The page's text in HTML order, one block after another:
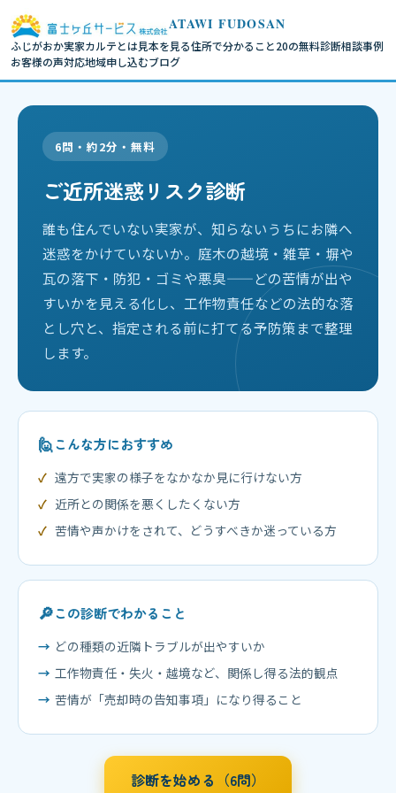
ATAWI FUDOSAN
ふじがおか実家カルテとは見本を見る住所で分かること20の無料診断相談事例
お客様の声対応地域申し込むブログ
6問・約2分・無料
ご近所迷惑リスク診断
誰も住んでいない実家が、知らないうちにお隣へ
迷惑をかけていないか。庭木の越境・雑草・塀や
瓦の落下・防犯・ゴミや悪臭——どの苦情が出や
すいかを見える化し、工作物責任などの法的な落
とし穴と、指定される前に打てる予防策まで整理
します。
🙋こんな方におすすめ
遠方で実家の様子をなかなか見に行けない方
近所との関係を悪くしたくない方
苦情や声かけをされて、どうすべきか迷っている方
🔎この診断でわかること
どの種類の近隣トラブルが出やすいか
工作物責任・失火・越境など、関係し得る法的観点
苦情が「売却時の告知事項」になり得ること
診断を始める（6問）